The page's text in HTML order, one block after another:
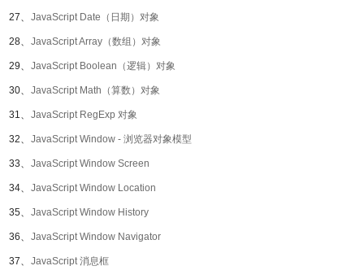
27、 JavaScript Date（日期）对象
28、 JavaScript Array（数组）对象
29、 JavaScript Boolean（逻辑）对象
30、 JavaScript Math（算数）对象
31、 JavaScript RegExp 对象
32、 JavaScript Window - 浏览器对象模型
33、 JavaScript Window Screen
34、 JavaScript Window Location
35、 JavaScript Window History
36、 JavaScript Window Navigator
37、 JavaScript 消息框